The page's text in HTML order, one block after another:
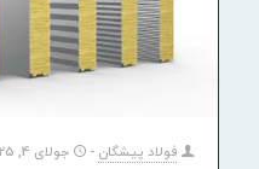
فولاد پیشگان - جولای 4, 2025